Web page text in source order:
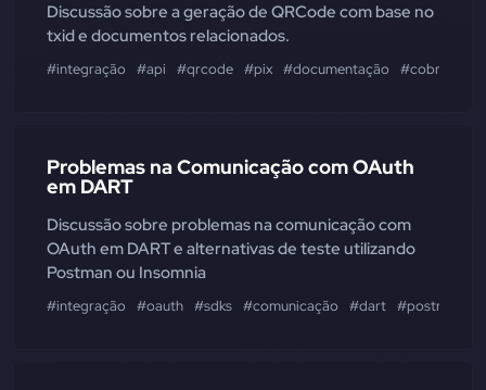
Discussão sobre a geração de QRCode com base no
txid e documentos relacionados.
#integração #api #qrcode #pix #documentação #cobranças
Problemas na Comunicação com OAuth
em DART
Discussão sobre problemas na comunicação com
OAuth em DART e alternativas de teste utilizando
Postman ou Insomnia
#integração #oauth #sdks #comunicação #dart #postman